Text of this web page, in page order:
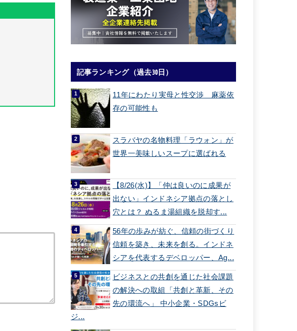
記事ランキング（過去30日）
11年にわたり実母と性交渉 麻薬依
存の可能性も
スラバヤの名物料理「ラウォン」が
世界一美味しいスープに選ばれる
【8/26(水)】「仲は良いのに成果が
出ない」インドネシア拠点の落とし
穴とは？ ぬるま湯組織を脱却す...
56年の歩みが紡ぐ、信頼の街づくり
信頼を築き、未来を創る。インドネ
シアを代表するデベロッパー、Ag...
ビジネスとの共創を通じた社会課題
の解決への取組「共創と革新、その
先の環流へ」 中小企業・SDGsビ
ジ...